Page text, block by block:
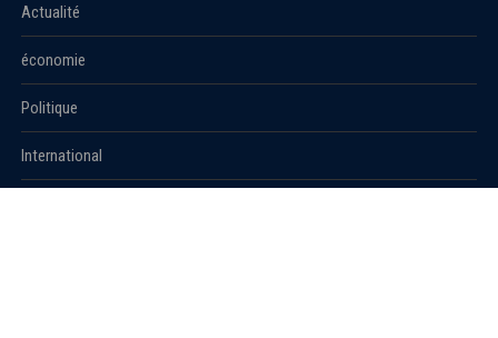
Actualité
économie
Politique
International